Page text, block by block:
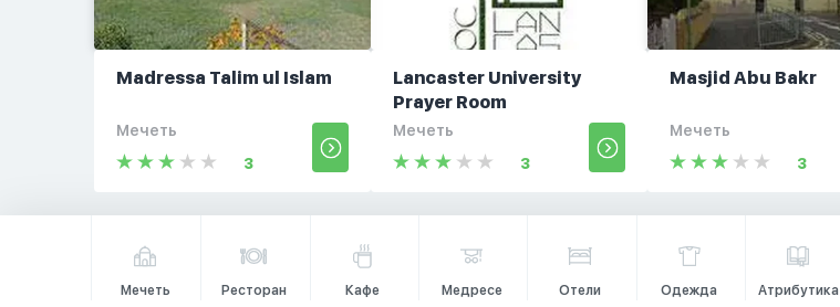
Madressa Talim ul Islam
Мечеть
3
Lancaster University
Prayer Room
Мечеть
3
Masjid Abu Bakr
Мечеть
3
Мечеть Ресторан Кафе Медресе Отели Одежда Атрибутика